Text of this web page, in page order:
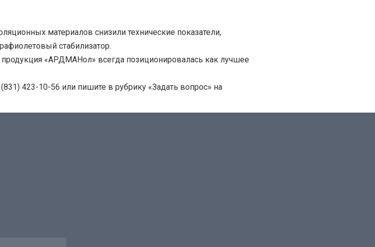
материалов снизили технические показатели,
стабилизатор.
«АРДМАНол» всегда позиционировалась как лучшее
423-10-56 или пишите в рубрику «Задать вопрос» на